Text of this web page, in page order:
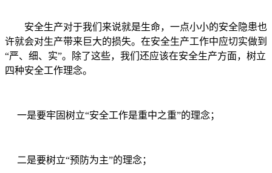
安全生产对于我们来说就是生命，一点小小的安全隐患也
许就会对生产带来巨大的损失。在安全生产工作中应切实做到
“严、细、实”。除了这些，我们还应该在安全生产方面，树立
四种安全工作理念。
一是要牢固树立“安全工作是重中之重”的理念；
二是要树立“预防为主”的理念；